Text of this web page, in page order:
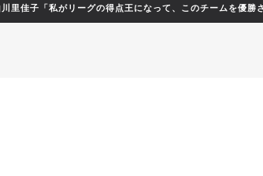
里佳子「私がリーグの得点王になって、このチームを優勝